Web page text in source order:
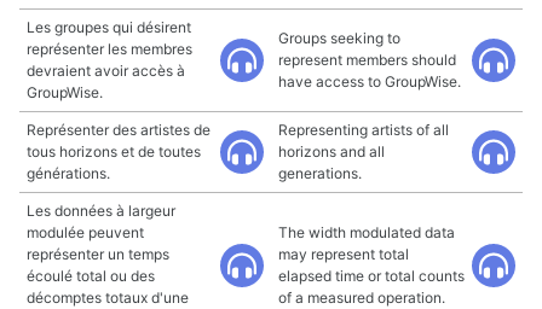
Les groupes qui désirent
représenter les membres
devraient avoir accès à
GroupWise.
Groups seeking to
represent members should
have access to GroupWise.
Représenter des artistes de
tous horizons et de toutes
générations.
Representing artists of all
horizons and all
generations.
Les données à largeur
modulée peuvent
représenter un temps
écoulé total ou des
décomptes totaux d'une
The width modulated data
may represent total
elapsed time or total counts
of a measured operation.